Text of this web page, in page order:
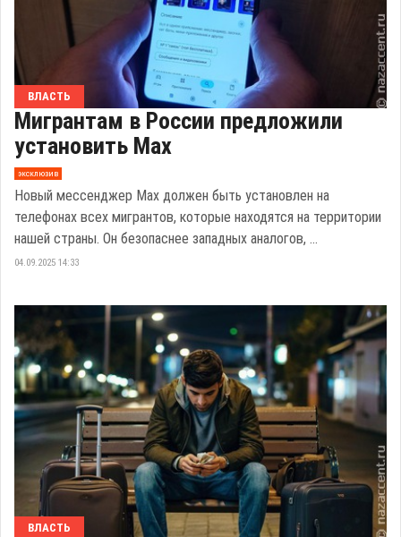
ВЛАСТЬ
Мигрантам в России предложили
установить Мах
эксклюзив
Новый мессенджер Мах должен быть установлен на
телефонах всех мигрантов, которые находятся на территории
нашей страны. Он безопаснее западных аналогов, ...
04.09.2025 14:33
ВЛАСТЬ